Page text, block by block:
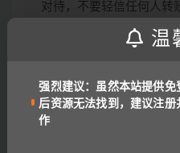
对待，不要轻信任何人转
链接或下载失效报错：
benottoknow (推荐)
|
温
强烈建议：虽然本站提供
后资源无法找到，建议注
作